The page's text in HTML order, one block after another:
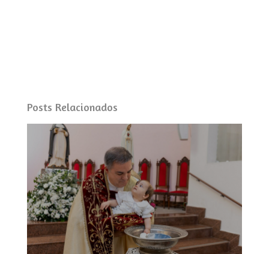
Posts Relacionados